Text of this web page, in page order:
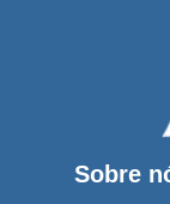
Sobre